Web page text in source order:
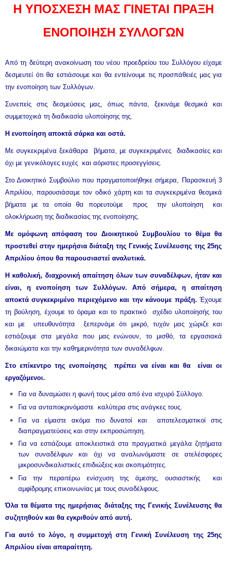
Η ΥΠΟΣΧΕΣΗ ΜΑΣ ΓΙΝΕΤΑΙ ΠΡΑΞΗ
ΕΝΟΠΟΙΗΣΗ ΣΥΛΛΟΓΩΝ
Από τη δεύτερη ανακοίνωση του νέου προεδρείου του Συλλόγου είχαμε
δεσμευτεί ότι θα εστιάσουμε και θα εντείνουμε τις προσπάθειές μας για
την ενοποίηση των Συλλόγων.
Συνεπείς στις δεσμεύσεις μας, όπως πάντα, ξεκινάμε θεσμικά και
συμμετοχικά τη διαδικασία υλοποίησης της.
Η ενοποίηση αποκτά σάρκα και οστά.
Με συγκεκριμένα ξεκάθαρα βήματα, με συγκεκριμένες διαδικασίες και
όχι με γενικόλογες ευχές και αόριστες προσεγγίσεις.
Στο Διοικητικό Συμβούλιο που πραγματοποιήθηκε σήμερα, Παρασκευή 3
Απριλίου, παρουσιάσαμε τον οδικό χάρτη και τα συγκεκριμένα θεσμικά
βήματα με τα οποία θα πορευτούμε προς την υλοποίηση και
ολοκλήρωση της διαδικασίας της ενοποίησης.
Με ομόφωνη απόφαση του Διοικητικού Συμβουλίου το θέμα θα
προστεθεί στην ημερήσια διάταξη της Γενικής Συνέλευσης της 25ης
Απριλίου όπου θα παρουσιαστεί αναλυτικά.
Η καθολική, διαχρονική απαίτηση όλων των συναδέλφων, ήταν και
είναι, η ενοποίηση των Συλλόγων. Από σήμερα, η απαίτηση
αποκτά συγκεκριμένο περιεχόμενο και την κάνουμε πράξη. Έχουμε
τη βούληση, έχουμε το όραμα και το πρακτικό σχέδιο υλοποίησής του
και με υπευθυνότητα ξεπερνάμε ότι μικρό, τυχόν μας χώριζε και
εστιάζουμε στα μεγάλα που μας ενώνουν, το μισθό, τα εργασιακά
δικαιώματα και την καθημερινότητα των συναδέλφων.
Στο επίκεντρο της ενοποίησης πρέπει να είναι και θα είναι οι
εργαζόμενοι.
Για να δυναμώσει η φωνή τους μέσα από ένα ισχυρό Σύλλογο.
Για να ανταποκρινόμαστε καλύτερα στις ανάγκες τους.
Για να είμαστε ακόμα πιο δυνατοί και αποτελεσματικοί στις
διαπραγματεύσεις και στην εκπροσώπηση.
Για να εστιάζουμε αποκλειστικά στα πραγματικά μεγάλα ζητήματα
των συναδέλφων και όχι να αναλωνόμαστε σε ατελέσφορες
μικροσυνδικαλιστικές επιδιώξεις και σκοπιμότητες.
Για την περαιτέρω ενίσχυση της άμεσης, ουσιαστικής και
αμφίδρομης επικοινωνίας με τους συναδέλφους.
Όλα τα θέματα της ημερήσιας διάταξης της Γενικής Συνέλευσης θα
συζητηθούν και θα εγκριθούν από αυτή.
Για αυτό το λόγο, η συμμετοχή στη Γενική Συνέλευση της 25ης
Απριλίου είναι απαραίτητη.